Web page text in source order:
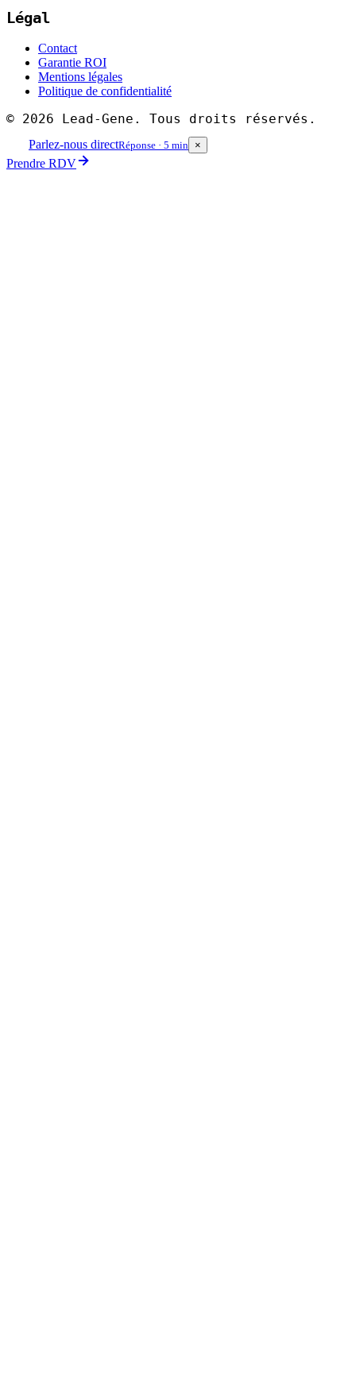
Légal
Contact
Garantie ROI
Mentions légales
Politique de confidentialité
© 2026 Lead-Gene. Tous droits réservés.
Parlez-nous directRéponse · 5 min ×
Prendre RDV